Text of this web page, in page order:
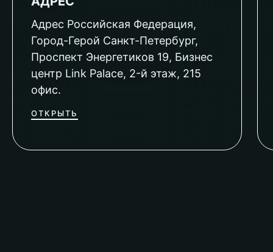
Адрес Российская Федерация,
Город-Герой Санкт-Петербург,
Проспект Энергетиков 19, Бизнес
центр Link Palace, 2-й этаж, 215
офис.
ОТКРЫТЬ